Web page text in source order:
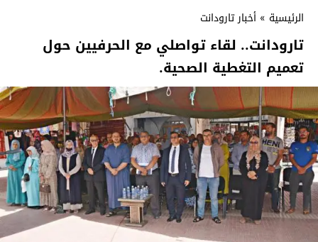
الرئيسية » أخبار تارودانت
تارودانت.. لقاء تواصلي مع الحرفيين حول
تعميم التغطية الصحية.